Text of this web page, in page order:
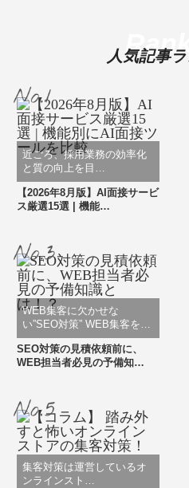
人気記事
近ごろ、採用業務の効率化
と質の向上を目…
【2026年8月版】AI面接サービ
ス厳選15選 | 機能…
WEB集客に欠かせな
い”SEO対策” WEB集客を…
SEO対策の見積依頼前に、
WEB担当者必見の予備知…
集客対策は運営しているオ
ンラインスト…